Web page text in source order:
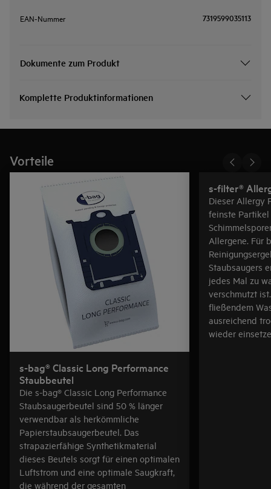
EAN-Nummer 7319599035113
Dokumente zum Produkt
Komplette Produktinformationen
Vorteile
s-bag® Classic Long Performance
Staubbeutel
Die s-bag® Classic Long Performance
Staubsaugerbeutel sind 50 % länger
verwendbar als herkömmliche
Papierstaubsaugerbeutel. Das
strapazierfähige Synthetikmaterial
dieses Beutels sorgt für einen optimalen
Luftstrom und eine optimale Saugkraft,
die während der gesamten
s-filter®
Dieser Allergy
feinste Partikel
Allergene. Für
Staubsaugers
jedes Mal zu
verschmutzt
fließendem
ausreichend
wieder